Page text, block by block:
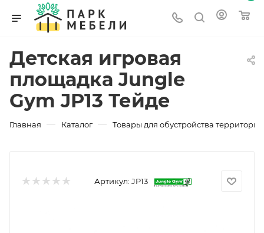
Детская игровая
площадка Jungle
Gym JP13 Тейде
Главная — Каталог — Товары для обустройства территории
Артикул: JP13